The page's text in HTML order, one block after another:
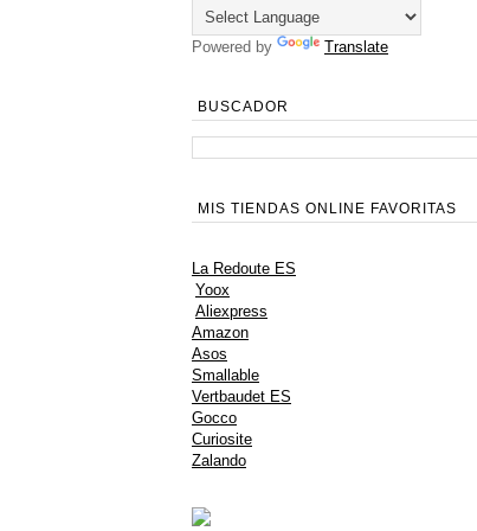
Powered by Translate
BUSCADOR
MIS TIENDAS ONLINE FAVORITAS
La Redoute ES
Yoox
Aliexpress
Amazon
Asos
Smallable
Vertbaudet ES
Gocco
Curiosite
Zalando